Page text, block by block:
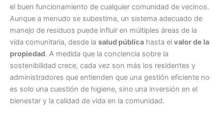
el buen funcionamiento de cualquier comunidad de vecinos.
Aunque a menudo se subestima, un sistema adecuado de
manejo de residuos puede influir en múltiples áreas de la
vida comunitaria, desde la salud pública hasta el valor de la
propiedad. A medida que la conciencia sobre la
sostenibilidad crece, cada vez son más los residentes y
administradores que entienden que una gestión eficiente no
es solo una cuestión de higiene, sino una inversión en el
bienestar y la calidad de vida en la comunidad.